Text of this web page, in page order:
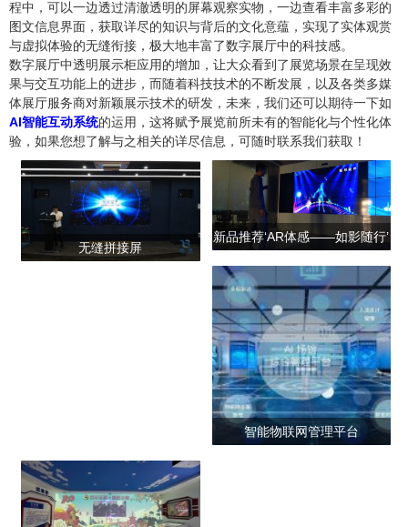
程中，可以一边透过清澈透明的屏幕观察实物，一边查看丰富多彩的
图文信息界面，获取详尽的知识与背后的文化意蕴，实现了实体观赏
与虚拟体验的无缝衔接，极大地丰富了数字展厅中的科技感。
数字展厅中透明展示柜应用的增加，让大众看到了展览场景在呈现效
果与交互功能上的进步，而随着科技技术的不断发展，以及各类多媒
体展厅服务商对新颖展示技术的研发，未来，我们还可以期待一下如
AI智能互动系统的运用，这将赋予展览前所未有的智能化与个性化体
验，如果您想了解与之相关的详尽信息，可随时联系我们获取！
无缝拼接屏
新品推荐‘AR体感——如影随行’
智能物联网管理平台